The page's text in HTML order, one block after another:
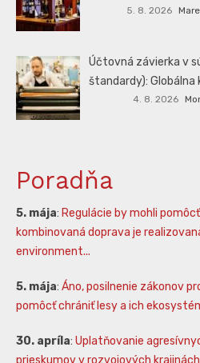
5. 8. 2026
Účtovná závierka v
štandardy): Globálna
4. 8. 2026
Poradňa
5. mája: Regulácie by mohli
kombinovaná doprava je
environment...
5. mája: Áno, posilnenie zákonov
pomôcť chrániť lesy a ich
30. apríla: Uplatňovanie
prieskumov v rozvojových